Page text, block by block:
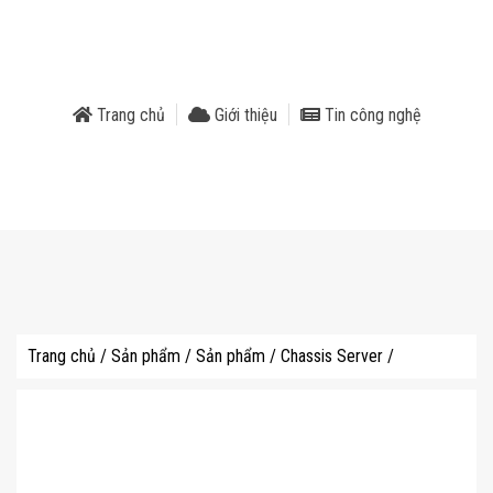
Trang chủ Giới thiệu Tin công nghệ
Trang chủ / Sản phẩm / Sản phẩm / Chassis Server /